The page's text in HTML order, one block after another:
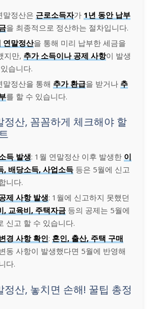
말정산은 근로소득자가 1년 동안 납부
을 최종적으로 정산하는 절차입니다.
연말정산을 통해 미리 납부한 세금을
지만, 추가 소득이나 공제 사항이 발생
습니다.
말정산을 통해 추가 환급을 받거나 추
를 할 수 있습니다.
정산, 꼼꼼하게 체크해야 할
득 발생: 1월 연말정산 이후 발생한 이
, 배당소득, 사업소득 등은 5월에 신고
니다.
제 사항 발생: 1월에 신고하지 못했던
, 교육비, 주택자금 등의 공제는 5월에
신고 할 수 있습니다.
경 사항 확인: 혼인, 출산, 주택 구매
동 사항이 발생했다면 5월에 반영해
다.
정산, 놓치면 손해! 꿀팁 총정